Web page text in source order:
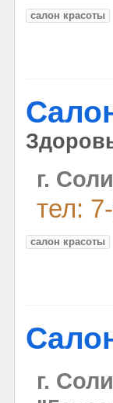
салон красоты
г.
тел:
салон красоты
г.